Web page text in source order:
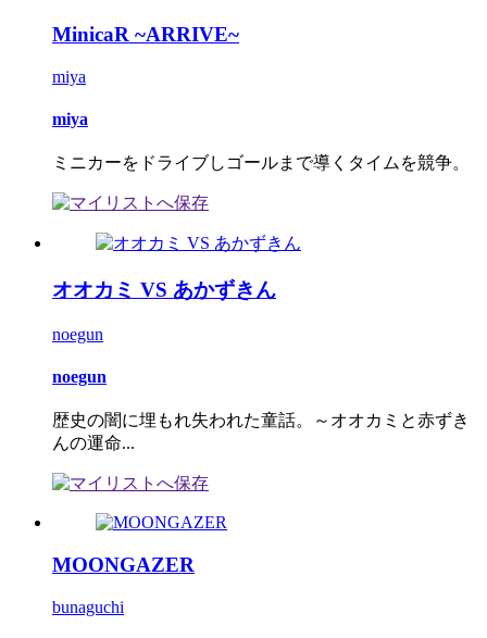
MinicaR ~ARRIVE~
miya
miya
ミニカーをドライブしゴールまで導くタイムを競争。
オオカミ VS あかずきん
noegun
noegun
歴史の闇に埋もれ失われた童話。～オオカミと赤ずき
んの運命...
MOONGAZER
bunaguchi